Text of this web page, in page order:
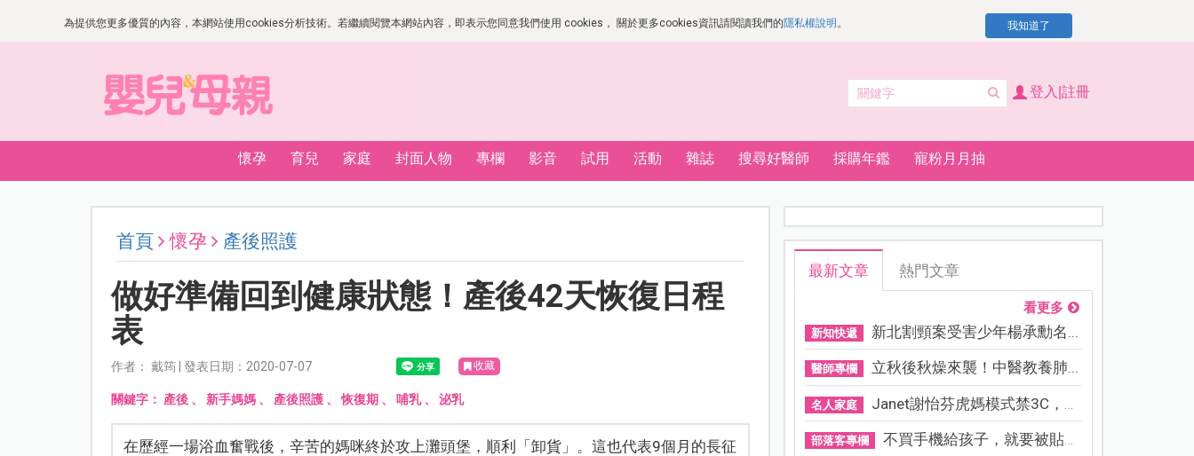
為提供您更多優質的內容，本網站使用cookies分析技術。若繼續閱覽本網站內容，即表示您同意我們使用 cookies， 關於更多cookies資訊請閱讀我們的隱私權說明 。 我知道了
登入|註冊
懷孕 育兒 家庭 封面人物 專欄 影音 試用 活動 雜誌 搜尋好醫師 採購年鑑 寵粉月月抽
首頁 懷孕 產後照護
做好準備回到健康狀態！產後42天恢復日程
表
作者： 戴筠 | 發表日期：2020-07-07 收藏
關鍵字： 產後、 新手媽媽、 產後照護、恢復期 、 哺乳、 泌乳
在歷經一場浴血奮戰後，辛苦的媽咪終於攻上灘頭堡，順利「卸貨」。這也代表9個月的長征
最新文章 熱門文章
看更多
新知快遞 新北割頸案受害少年楊承勳名...
醫師專欄 立秋後秋燥來襲！中醫教養肺...
名人家庭 Janet謝怡芬虎媽模式禁3C，看...
部落客專欄 不買手機給孩子，就要被貼「...